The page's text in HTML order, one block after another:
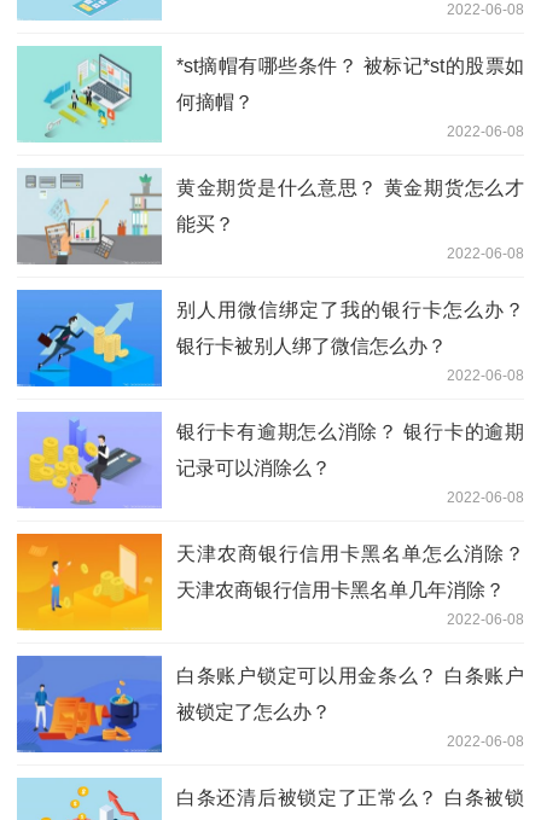
2022-06-08
*st摘帽有哪些条件？ 被标记*st的股票如
何摘帽？
2022-06-08
黄金期货是什么意思？ 黄金期货怎么才
能买？
2022-06-08
别人用微信绑定了我的银行卡怎么办？
银行卡被别人绑了微信怎么办？
2022-06-08
银行卡有逾期怎么消除？ 银行卡的逾期
记录可以消除么？
2022-06-08
天津农商银行信用卡黑名单怎么消除？
天津农商银行信用卡黑名单几年消除？
2022-06-08
白条账户锁定可以用金条么？ 白条账户
被锁定了怎么办？
2022-06-08
白条还清后被锁定了正常么？ 白条被锁